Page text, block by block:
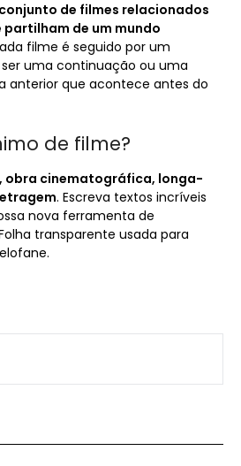
conjunto de filmes relacionados
de um mundo
filme é seguido por um
uma continuação ou uma
anterior que acontece antes do
de filme?
obra cinematográfica, longa-
. Escreva textos incríveis
nova ferramenta de
transparente usada para